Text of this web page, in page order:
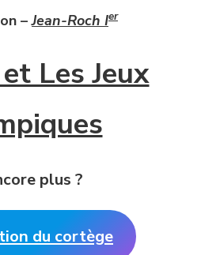
–Jean-Roch Ier
Les Jeux
plus ?
du cortège